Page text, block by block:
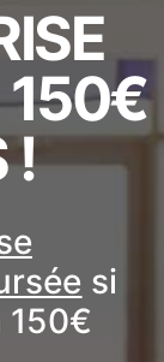
150€
!
si
150€